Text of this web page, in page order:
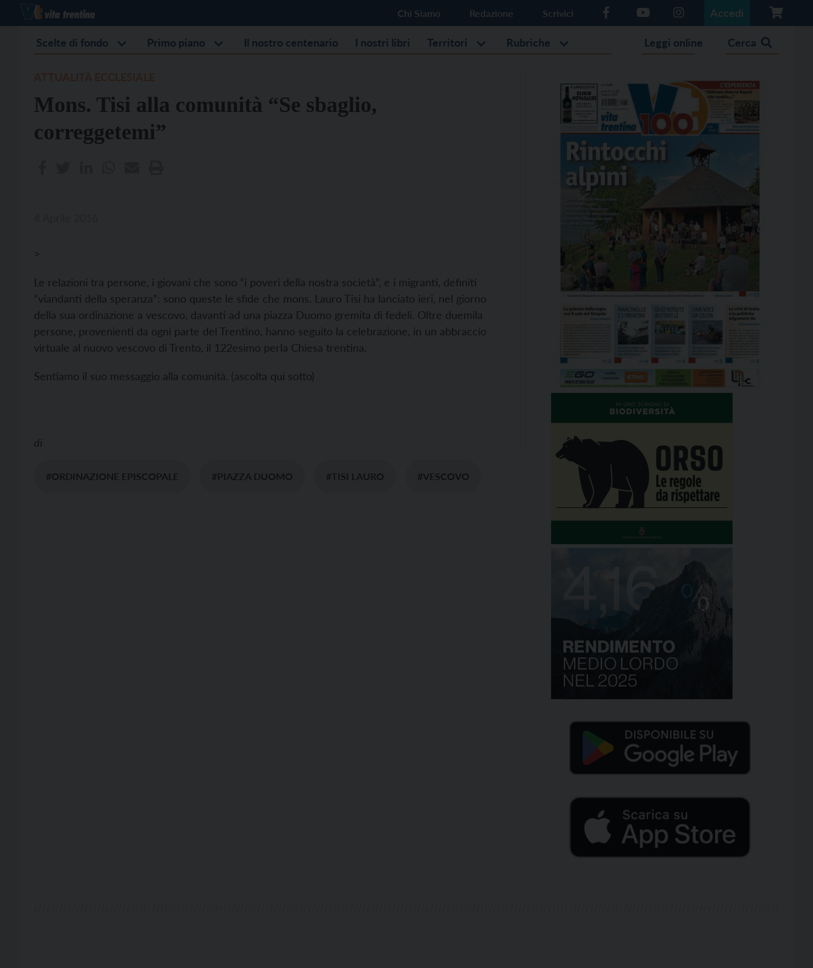
Chi Siamo Redazione Scrivici Accedi
Scelte di fondo Primo piano Il nostro centenario I nostri libri Territori Rubriche Leggi online Cerca
Mons. Tisi alla comunità “Se sbaglio,
correggetemi”
>
Le relazioni tra persone, i giovani che sono “i poveri della nostra società”, e i migranti, definiti
“viandanti della speranza”: sono queste le sfide che mons. Lauro Tisi ha lanciato ieri, nel giorno
della sua ordinazione a vescovo, davanti ad una piazza Duomo gremita di fedeli. Oltre duemila
persone, provenienti da ogni parte del Trentino, hanno seguito la celebrazione, in un abbraccio
virtuale al nuovo vescovo di Trento, il 122esimo perla Chiesa trentina.
Sentiamo il suo messaggio alla comunità. (ascolta qui sotto)
di
#ORDINAZIONE EPISCOPALE #PIAZZA DUOMO #TISI LAURO #VESCOVO